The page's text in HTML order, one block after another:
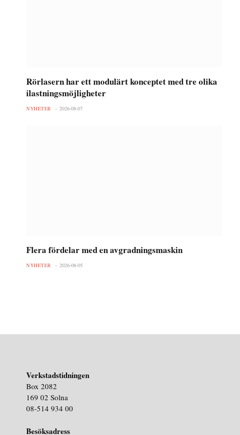
Rörlasern har ett modulärt konceptet med tre olika
ilastningsmöjligheter
NYHETER 2026-08-07
Flera fördelar med en avgradningsmaskin
NYHETER 2026-08-05
Verkstadstidningen
Box 2082
169 02 Solna
08-514 934 00
Besöksadress